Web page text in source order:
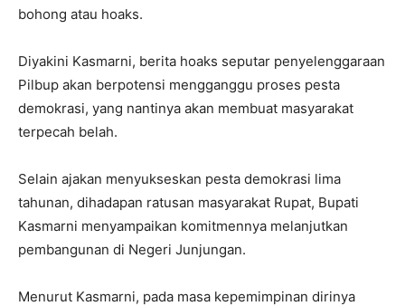
bohong atau hoaks.
Diyakini Kasmarni, berita hoaks seputar penyelenggaraan
Pilbup akan berpotensi mengganggu proses pesta
demokrasi, yang nantinya akan membuat masyarakat
terpecah belah.
Selain ajakan menyukseskan pesta demokrasi lima
tahunan, dihadapan ratusan masyarakat Rupat, Bupati
Kasmarni menyampaikan komitmennya melanjutkan
pembangunan di Negeri Junjungan.
Menurut Kasmarni, pada masa kepemimpinan dirinya